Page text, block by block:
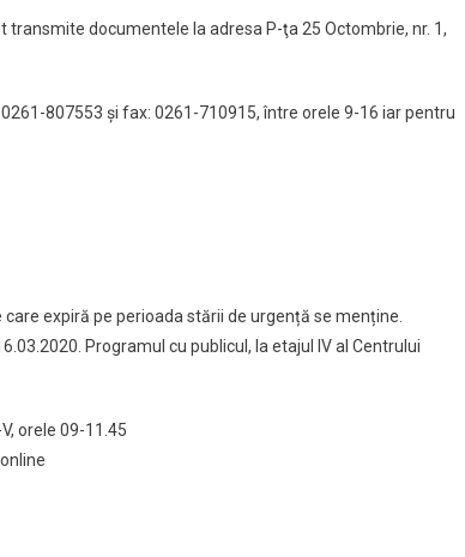
transmite documentele la adresa P-ţa 25 Octombrie, nr. 1,
807553 și fax: 0261-710915, între orele 9-16 iar pentru
expiră pe perioada stării de urgență se menține.
Programul cu publicul, la etajul IV al Centrului
orele 09-11.45